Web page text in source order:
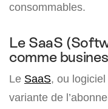
consommables.
Le SaaS
comme
Le SaaS, ou
variante de